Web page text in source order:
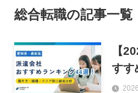
総合転職の記事一覧
【
すす
44選